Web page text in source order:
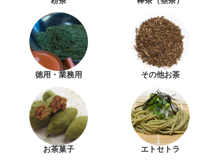
徳用・業務用 その他お茶
お茶菓子 エトセトラ